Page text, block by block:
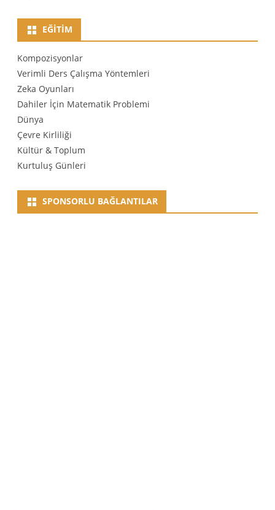
EĞITIM
Kompozisyonlar
Verimli Ders Çalışma Yöntemleri
Zeka Oyunları
Dahiler İçin Matematik Problemi
Dünya
Çevre Kirliliği
Kültür & Toplum
Kurtuluş Günleri
SPONSORLU BAĞLANTILAR